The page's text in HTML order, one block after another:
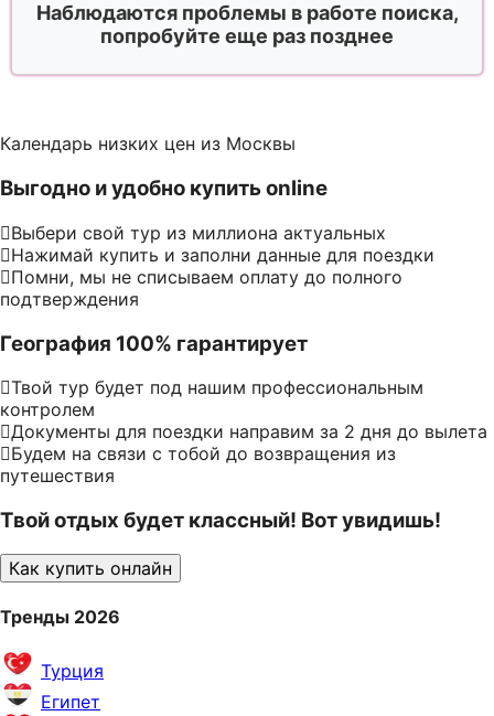
Наблюдаются проблемы в работе поиска,
попробуйте еще раз позднее
Календарь низких цен из Москвы
Выгодно и удобно купить online
Выбери свой тур из миллиона актуальных
Нажимай купить и заполни данные для поездки
Помни, мы не списываем оплату до полного
подтверждения
География 100% гарантирует
Твой тур будет под нашим профессиональным
контролем
Документы для поездки направим за 2 дня до вылета
Будем на связи с тобой до возвращения из
путешествия
Твой отдых будет классный! Вот увидишь!
Как купить онлайн
Тренды 2026
Турция
Египет